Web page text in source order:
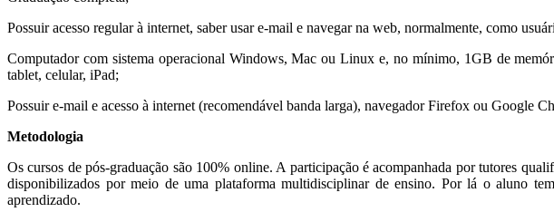
Possuir acesso regular à internet, saber usar e-mail e navegar na web, normalmente, como
Computador com sistema operacional Windows, Mac ou Linux e, no mínimo, 1GB de
tablet, celular, iPad;
Possuir e-mail e acesso à internet (recomendável banda larga), navegador Firefox ou Google
Metodologia
Os cursos de pós-graduação são 100% online. A participação é acompanhada por tutores
disponibilizados por meio de uma plataforma multidisciplinar de ensino. Por lá o aluno
aprendizado.